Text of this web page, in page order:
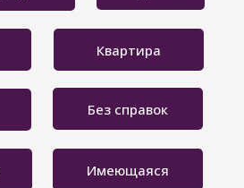
Без справок
Имеющаяся
Квартира